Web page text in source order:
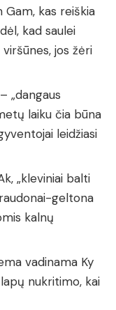
Gam, kas reiškia
kad saulei
jos žėri
„dangaus
laiku čia būna
leidžiasi
„kleviniai balti
geltona
kalnų
vadinama Ky
nukritimo, kai